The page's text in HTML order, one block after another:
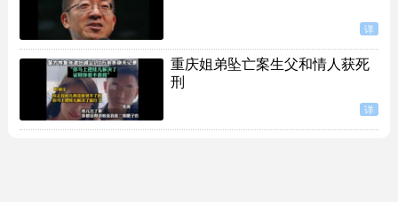
详
重庆姐弟坠亡案生父和情人获死
刑
详